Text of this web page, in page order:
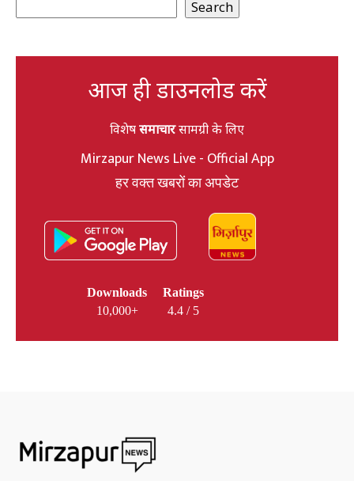
Search
आज ही डाउनलोड करें
विशेषसमाचारसामग्री के लिए
Mirzapur News Live - Official App
हर वक्त खबरों का अपडेट
Downloads
10,000+
Ratings
4.4 / 5